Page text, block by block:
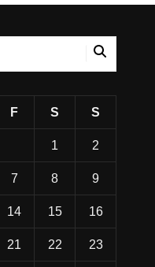
F S S
1 2
7 8 9
14 15 16
21 22 23